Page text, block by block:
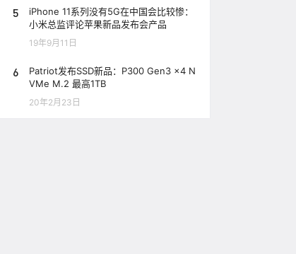
5
iPhone 11系列没有5G在中国会比较惨：
小米总监评论苹果新品发布会产品
19年9月11日
6
Patriot发布SSD新品：P300 Gen3 x4 N
VMe M.2 最高1TB
20年2月23日